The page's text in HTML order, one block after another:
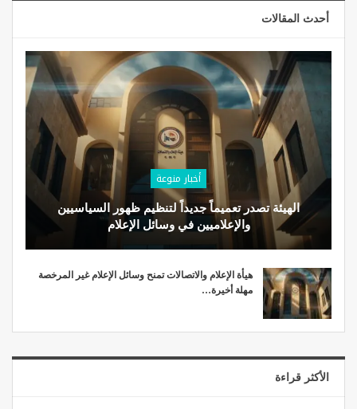
أحدث المقالات
أخبار منوعة
الهيئة تصدر تعميماً جديداً لتنظيم ظهور السياسيين
والإعلاميين في وسائل الإعلام
هيأة الإعلام والاتصالات تمنح وسائل الإعلام غير المرخصة
مهلة أخيرة…
الأكثر قراءة